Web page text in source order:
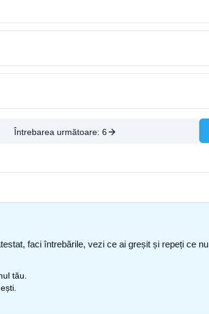
Întrebarea următoare: 6
faci întrebările, vezi ce ai greșit și repeți ce
tău.